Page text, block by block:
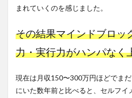
まれていくのを感じました。
その結果マインドブロッ
力・実行力がハンパなく
現在は月収150〜300万円ほどでま
にいた数年前と比べると、セルフイ